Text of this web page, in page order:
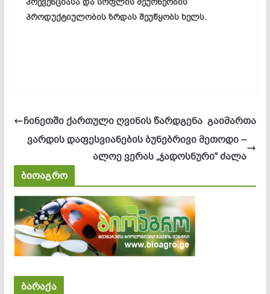
პროდუქტიულობის ზრდას შეუწყობს ხელს.
ჩინეთში ქართული ღვინის წარდგენა გაიმართა
ვარდის დაფესვიანების ბუნებრივი მეთოდი –
ალოე ვერას „ჯადოსნური“ ძალა
ბიოაგრო
ბარაქა